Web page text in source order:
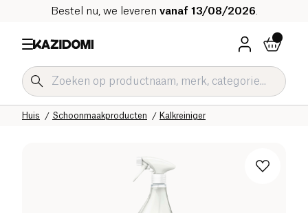
Bestel nu, we leveren vanaf 13/08/2026
Kalkreiniger
Schoonmaakproducten
Huis
Onze biologische catalogus
Home